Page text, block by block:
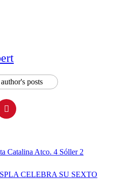
author's posts
Catalina Atco. 4 Sóller 2
CELEBRA SU SEXTO